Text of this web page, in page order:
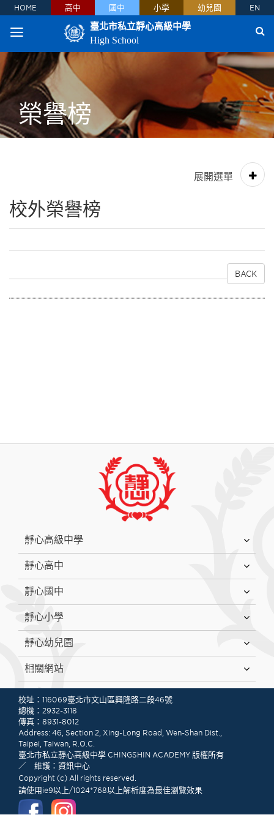
HOME 高中 國中 小學 幼兒園 EN
臺北市私立靜心高級中學
High School
榮譽榜
校外榮譽榜
BACK
靜心高級中學
靜心高中
靜心國中
靜心小學
靜心幼兒園
相關網站
校址：116069臺北市文山區興隆路二段46號
總機：2932-3118
傳真：8931-8012
Address: 46, Section 2, Xing-Long Road, Wen-Shan Dist.,
Taipei, Taiwan, R.O.C.
臺北市私立靜心高級中學 CHINGSHIN ACADEMY 版權所有
／ 維護：資訊中心
Copyright (c) All rights reserved.
請使用ie9以上/1024*768以上解析度為最佳瀏覽效果